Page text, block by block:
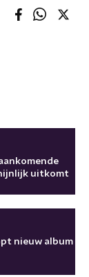
uitkomt
nieuw album